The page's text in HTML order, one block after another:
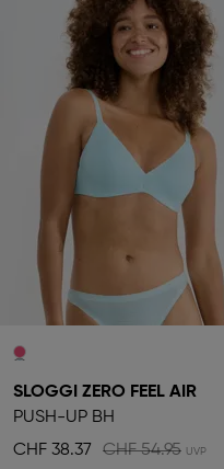
SLOGGI ZERO FEEL AIR
PUSH-UP BH
CHF 38.37
CHF 54.95